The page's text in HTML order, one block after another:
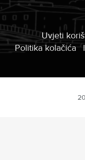
Uvjeti
Politika kolačića